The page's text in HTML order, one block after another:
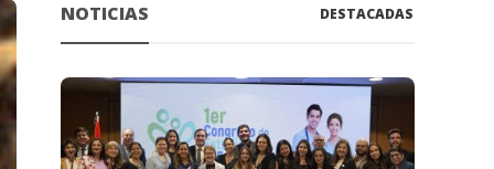
NOTICIAS DESTACADAS